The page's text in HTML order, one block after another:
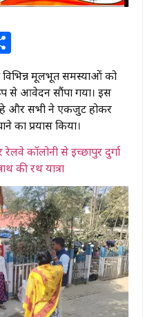
विभिन्न मूलभूत समस्याओं को
से आवेदन सौंपा गया। इस
रहे और सभी ने एकजुट होकर
का प्रयास किया।
कॉलोनी से इच्छापुर दुर्गा
की रथ यात्रा